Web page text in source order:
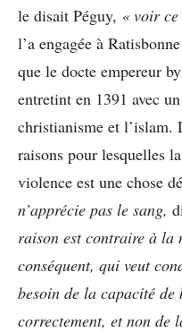
le disait Péguy, « voir
l’a engagée à
que le docte empereur
entretint en 1391 avec
christianisme et l’islam.
raisons pour lesquelles
violence est une chose
n’apprécie pas le sang,
raison est contraire à la
conséquent, qui veut
besoin de la capacité
correctement, et non de